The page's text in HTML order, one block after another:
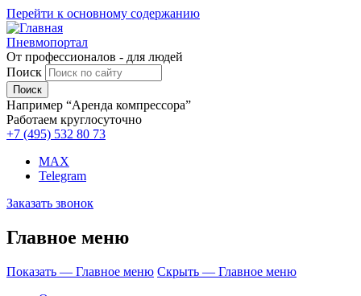
Перейти к основному содержанию
Пневмопортал
От профессионалов - для людей
Поиск
Например “Аренда компрессора”
Работаем круглосуточно
+7 (495) 532 80 73
MAX
Telegram
Заказать звонок
Главное меню
Показать — Главное меню Скрыть — Главное меню